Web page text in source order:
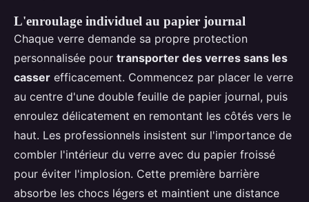
L'enroulage individuel au papier journal
Chaque verre demande sa propre protection
personnalisée pour transporter des verres sans les
casser efficacement. Commencez par placer le verre
au centre d'une double feuille de papier journal, puis
enroulez délicatement en remontant les côtés vers le
haut. Les professionnels insistent sur l'importance de
combler l'intérieur du verre avec du papier froissé
pour éviter l'implosion. Cette première barrière
absorbe les chocs légers et maintient une distance